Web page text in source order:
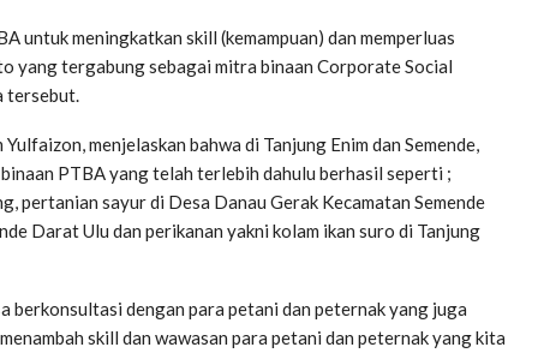
untuk meningkatkan skill (kemampuan) dan memperluas
yang tergabung sebagai mitra binaan Corporate Social
tersebut.
menjelaskan bahwa di Tanjung Enim dan Semende,
PTBA yang telah terlebih dahulu berhasil seperti ;
pertanian sayur di Desa Danau Gerak Kecamatan Semende
Darat Ulu dan perikanan yakni kolam ikan suro di Tanjung
berkonsultasi dengan para petani dan peternak yang juga
skill dan wawasan para petani dan peternak yang kita